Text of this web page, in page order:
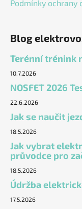
Podmínky ochrany
Blog
Terénní trénink
10.7.2026
NOSFET 2026
22.6.2026
Jak se naučit
18.5.2026
Jak vybrat
průvodce pro
18.5.2026
Údržba
17.5.2026